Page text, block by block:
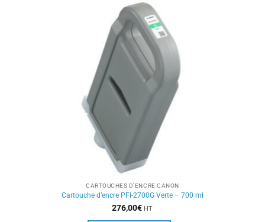
CARTOUCHES D'ENCRE CANON
Cartouche d’encre PFI-2700G Verte – 700 ml
276,00€ HT